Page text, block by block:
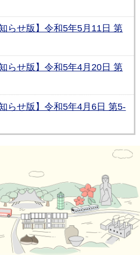
らせ版】令和5年5月11日 第
らせ版】令和5年4月20日 第
らせ版】令和5年4月6日 第5-